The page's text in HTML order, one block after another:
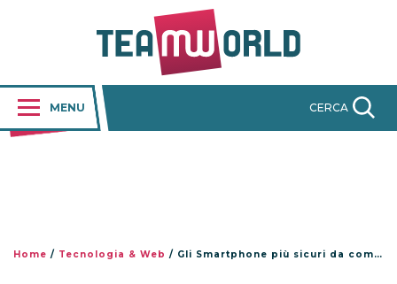
MENU CERCA
Home / Tecnologia & Web / Gli Smartphone più sicuri da comprare nel 2023: guida all’acquisto